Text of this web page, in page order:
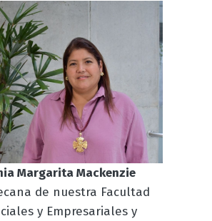
Margarita Mackenzie
de nuestra Facultad
y Empresariales y